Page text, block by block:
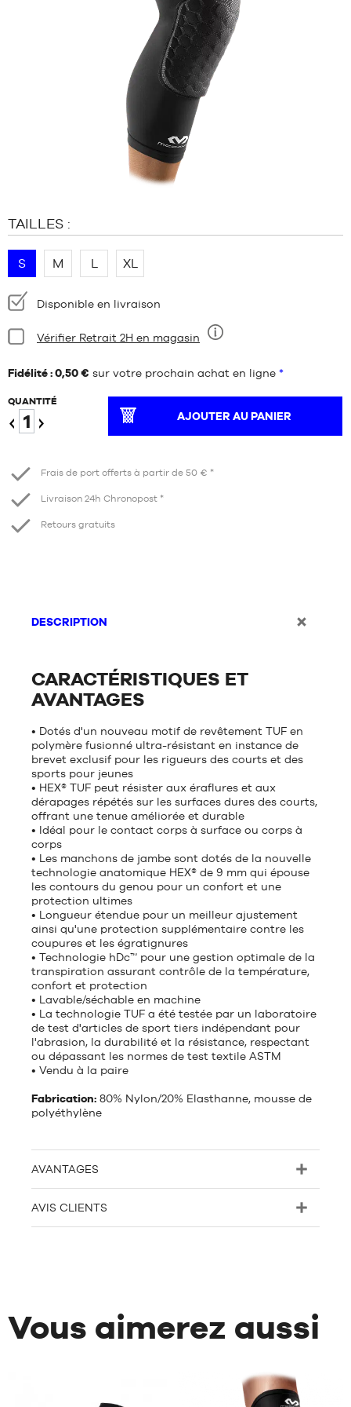
FAQ
Blog
MARQUES
ENFANT
PROMOS
SORTIES
TAILLES :
S M L XL
Disponibilité
:
Disponible en livraison
Condition:
Neuf
Vérifier Retrait 2H en magasin
Fidélité : 0,50 € sur votre prochain achat en ligne *
QUANTITÉ
AJOUTER AU PANIER
Frais de port offerts à partir de 50 € *
Livraison 24h Chronopost *
Retours gratuits
DESCRIPTION
CARACTÉRISTIQUES ET
AVANTAGES
• Dotés d'un nouveau motif de revêtement TUF en
polymère fusionné ultra-résistant en instance de
brevet exclusif pour les rigueurs des courts et des
sports pour jeunes
• HEX® TUF peut résister aux éraflures et aux
dérapages répétés sur les surfaces dures des courts,
offrant une tenue améliorée et durable
• Idéal pour le contact corps à surface ou corps à
corps
• Les manchons de jambe sont dotés de la nouvelle
technologie anatomique HEX® de 9 mm qui épouse
les contours du genou pour un confort et une
protection ultimes
• Longueur étendue pour un meilleur ajustement
ainsi qu'une protection supplémentaire contre les
coupures et les égratignures
• Technologie hDc™ pour une gestion optimale de la
transpiration assurant contrôle de la température,
confort et protection
• Lavable/séchable en machine
• La technologie TUF a été testée par un laboratoire
de test d'articles de sport tiers indépendant pour
l'abrasion, la durabilité et la résistance, respectant
ou dépassant les normes de test textile ASTM
• Vendu à la paire
Fabrication: 80% Nylon/20% Elasthanne, mousse de
polyéthylène
AVANTAGES
AVIS CLIENTS
Vous aimerez aussi